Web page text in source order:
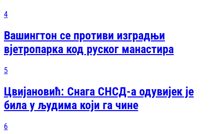
4
Вашингтон се противи изградњи
вјетропарка код руског манастира
5
Цвијановић: Снага СНСД-а одувијек је
била у људима који га чине
6